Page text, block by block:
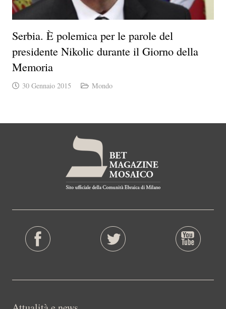
Serbia. È polemica per le parole del
presidente Nikolic durante il Giorno della
Memoria
30 Gennaio 2015 Mondo